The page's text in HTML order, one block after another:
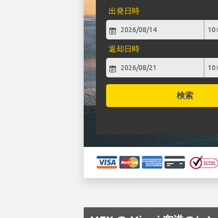
出発日時
返却日時
検索